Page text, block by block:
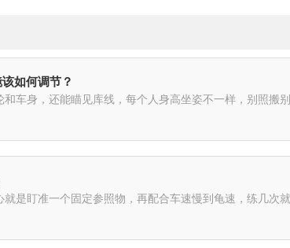
如何调节？
车身，还能瞄见库线，每个人身高坐姿不一样，别照
是盯准一个固定参照物，再配合车速慢到龟速，练几